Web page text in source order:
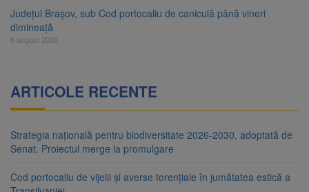
Județul Brașov, sub Cod portocaliu de caniculă până vineri
dimineață
6 august 2026
ARTICOLE RECENTE
Strategia națională pentru biodiversitate 2026-2030, adoptată de
Senat. Proiectul merge la promulgare
Cod portocaliu de vijelii și averse torențiale în jumătatea estică a